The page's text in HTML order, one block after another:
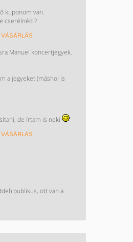
kuponom van.
cserélnéd ?
Manuel koncertjegyek.
a jegyeket (máshol is
de írtam is neki
publikus, ott van a